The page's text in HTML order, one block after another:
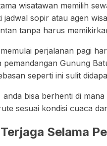
wisatawan memilih
jadwal sopir atau agen
tanpa harus
perjalanan pagi
pemandangan Gunung
seperti ini sulit
anda bisa berhenti di
sesuai kondisi cuaca
Selama